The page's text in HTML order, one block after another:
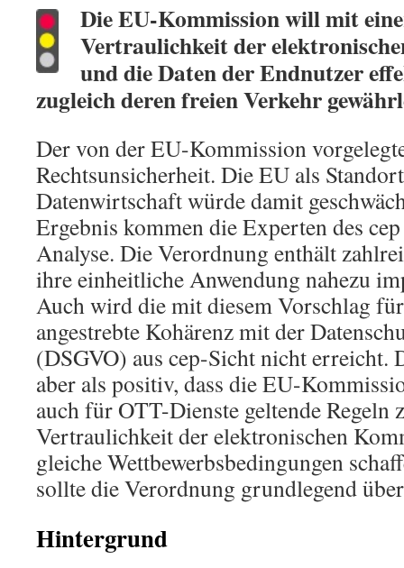
Die EU-Kommission will mit
Vertraulichkeit der
und die Daten der Endnutzer
zugleich deren freien Verkehr
Der von der EU-Kommission
Rechtsunsicherheit. Die EU als
Datenwirtschaft würde damit
Ergebnis kommen die Experten des
Analyse. Die Verordnung enthält
ihre einheitliche Anwendung nahezu
Auch wird die mit diesem Vorschlag
angestrebte Kohärenz mit der
(DSGVO) aus cep-Sicht nicht erreicht.
aber als positiv, dass die EU-
auch für OTT-Dienste geltende Regeln
Vertraulichkeit der elektronischen
gleiche Wettbewerbsbedingungen
sollte die Verordnung grundlegend
Hintergrund